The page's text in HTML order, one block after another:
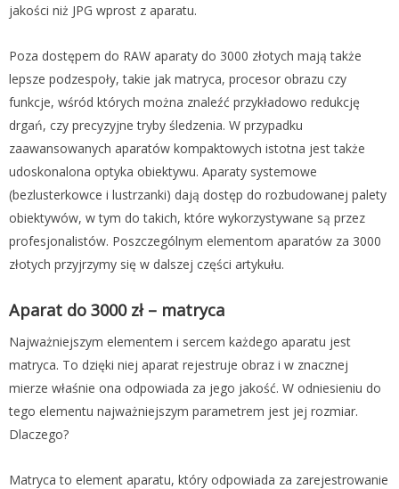
jakości niż JPG wprost z aparatu.
Poza dostępem do RAW aparaty do 3000 złotych mają także
lepsze podzespoły, takie jak matryca, procesor obrazu czy
funkcje, wśród których można znaleźć przykładowo redukcję
drgań, czy precyzyjne tryby śledzenia. W przypadku
zaawansowanych aparatów kompaktowych istotna jest także
udoskonalona optyka obiektywu. Aparaty systemowe
(bezlusterkowce i lustrzanki) dają dostęp do rozbudowanej palety
obiektywów, w tym do takich, które wykorzystywane są przez
profesjonalistów. Poszczególnym elementom aparatów za 3000
złotych przyjrzymy się w dalszej części artykułu.
Aparat do 3000 zł – matryca
Najważniejszym elementem i sercem każdego aparatu jest
matryca. To dzięki niej aparat rejestruje obraz i w znacznej
mierze właśnie ona odpowiada za jego jakość. W odniesieniu do
tego elementu najważniejszym parametrem jest jej rozmiar.
Dlaczego?
Matryca to element aparatu, który odpowiada za zarejestrowanie